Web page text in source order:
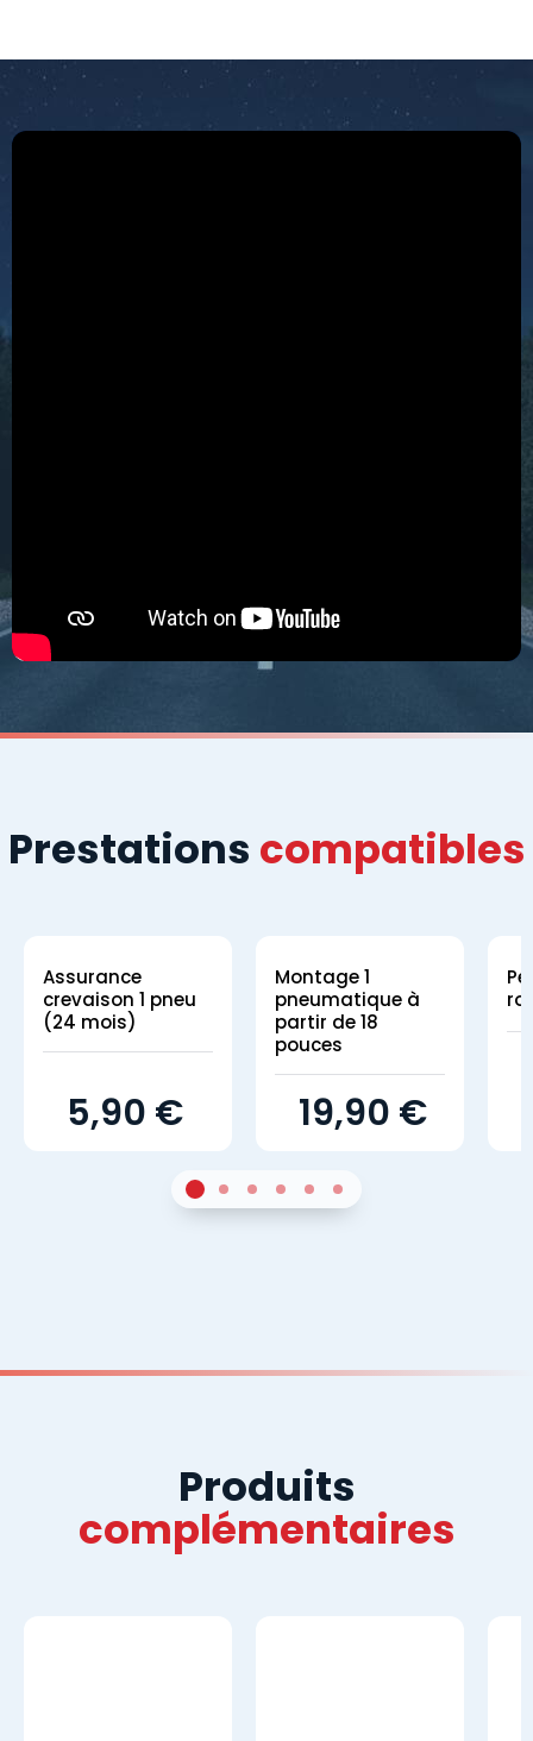
Prestations compatibles
Assurance
crevaison 1 pneu
(24 mois)
5,90 €
Montage 1
pneumatique à
partir de 18
pouces
19,90 €
Sur 42Sur 43Sur 44Sur 45Sur 46Sur 4
Produits
complémentaires